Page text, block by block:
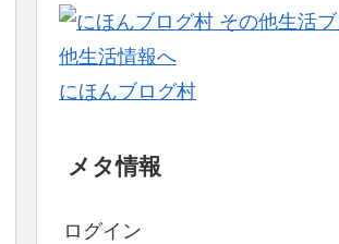
にほんブログ村
メタ情報
ログイン